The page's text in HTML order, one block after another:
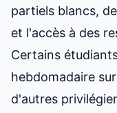
partiels blancs,
et l'accès à des
Certains
hebdomadaire
d'autres